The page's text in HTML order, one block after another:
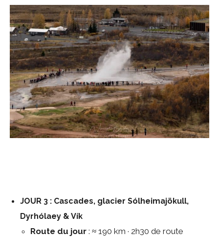
JOUR 3 : Cascades, glacier Sólheimajökull,
Dyrhólaey & Vík
Route du jour : ≈ 190 km · 2h30 de route